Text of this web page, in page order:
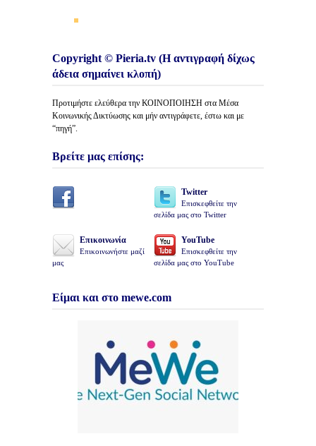
Copyright © Pieria.tv (Η αντιγραφή δίχως
άδεια σημαίνει κλοπή)
Προτιμήστε ελεύθερα την ΚΟΙΝΟΠΟΙΗΣΗ στα Μέσα
Κοινωνικής Δικτύωσης και μήν αντιγράφετε, έστω και με
“πηγή”.
Βρείτε μας επίσης:
Twitter
Επισκεφθείτε την
σελίδα μας στο Twitter
Επικοινωνία
Επικοινωνήστε μαζί
μας
YouTube
Επισκεφθείτε την
σελίδα μας στο YouTube
Είμαι και στο mewe.com